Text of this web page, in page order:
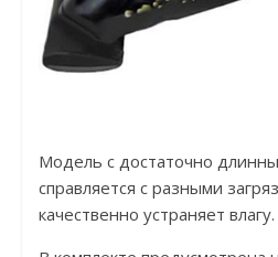
Модель с достаточно
справляется с разными
качественно устраняет влагу.